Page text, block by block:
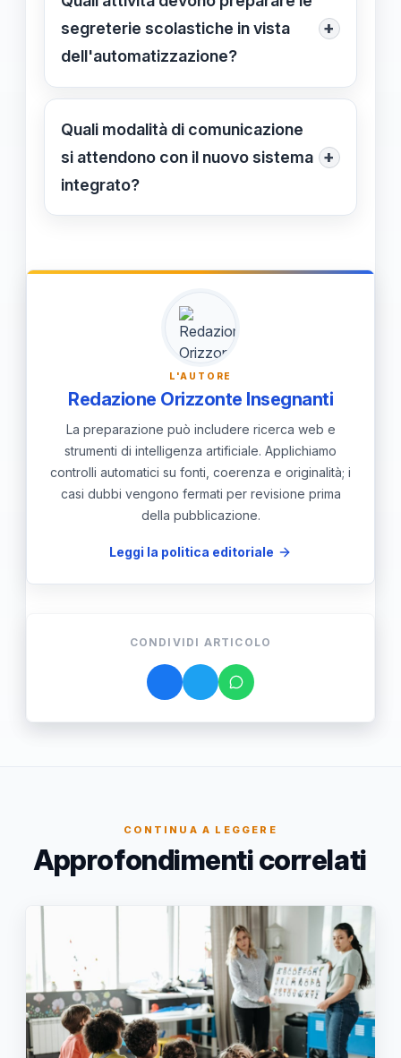
comunicazioni e migliorare la
gestione delle risorse, rendendo il
segreterie scolastiche in vista
dell'automatizzazione?
+
Le segreterie devono aggiornare i
sistemi software per assicurarne la
compatibilità, seguire le linee guida
ufficiali e monitorare le comunicazioni
Quali modalità di comunicazione
si attendono con il nuovo sistema
integrato?
+
Il sistema garantirà comunicazioni più
segreteria, con aggiornamenti in
tempo reale e minori attività manuali
di inserimento dati.
L'AUTORE
Redazione Orizzonte Insegnanti
La preparazione può includere ricerca web e
strumenti di intelligenza artificiale. Applichiamo
controlli automatici su fonti, coerenza e originalità; i
casi dubbi vengono fermati per revisione prima
della pubblicazione.
Leggi la politica editoriale
CONDIVIDI ARTICOLO
CONTINUA A LEGGERE
Approfondimenti correlati